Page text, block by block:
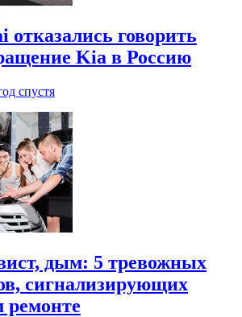
отказались говорить
Kia в Россию
спустя
дым: 5 тревожных
сигнализирующих
ремонте